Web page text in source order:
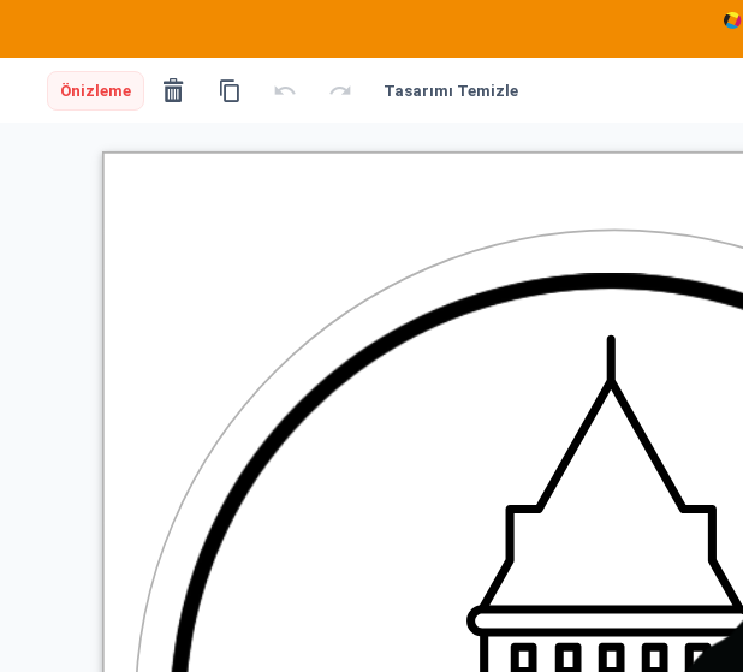
Önizleme Tasarımı Temizle